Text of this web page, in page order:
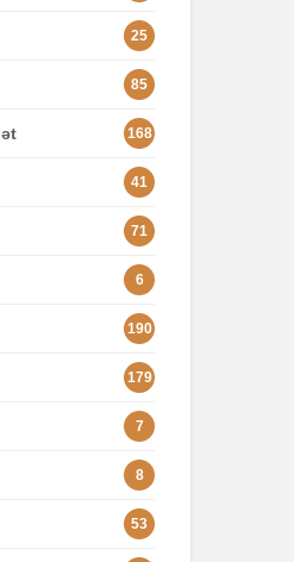
25
85
168
41
71
6
190
179
7
8
53